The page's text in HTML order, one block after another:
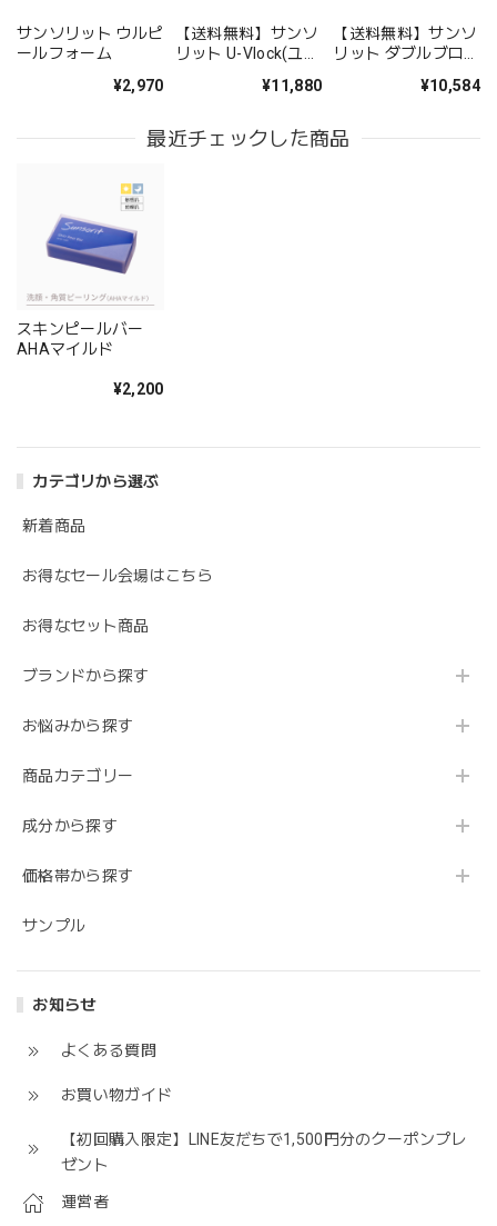
カテゴリから選ぶ
新着商品
お得なセール会場はこちら
お得なセット商品
ブランドから探す
お悩みから探す
商品カテゴリー
成分から探す
価格帯から探す
サンプル
お知らせ
よくある質問
お買い物ガイド
【初回購入限定】LINE友だちで1,500円分のクーポンプレ
ゼント
運営者
スキンピールバー AHAマイルド
サンソリット ウルピ
ールフォーム
¥2,970
【送料無料】サンソ
リット U-Vlock(ユー
¥11,880
【送料無料】サンソ
リット ダブルブロッ
¥10,584
最近チェックした商品
スキンピールバー
AHAマイルド
¥2,200